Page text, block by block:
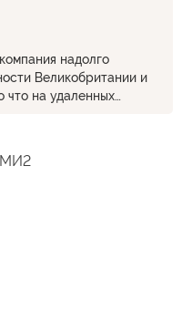
надолго
Великобритании и
что на удаленных
проиграла